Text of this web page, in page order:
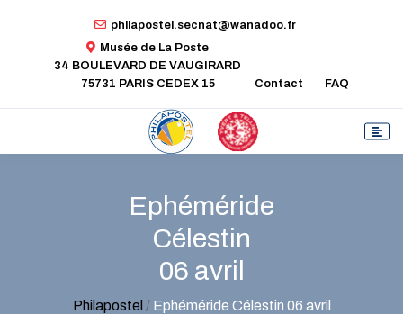
philapostel.secnat@wanadoo.fr
Musée de La Poste
34 BOULEVARD DE VAUGIRARD
75731 PARIS CEDEX 15
Contact FAQ
Ephéméride
Célestin
06 avril
Philapostel / Ephéméride Célestin 06 avril